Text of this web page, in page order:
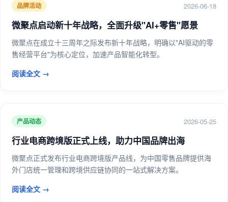
品牌活动 2026-06-18
微聚点启动新十年战略，全面升级"AI+零售"愿景
微聚点在成立十三周年之际发布新十年战略，明确以"AI驱动的零
售经营平台"为核心定位，加速产品智能化转型。
阅读全文 →
产品动态 2026-05-25
行业电商跨境版正式上线，助力中国品牌出海
微聚点正式发布行业电商跨境版产品线，为中国零售品牌提供海
外门店统一管理和跨境供应链协同的一站式解决方案。
阅读全文 →